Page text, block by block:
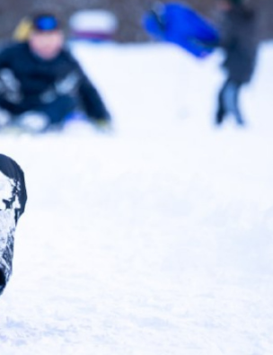
LAGARTIJA MAGALLÁNICA, EL
TIERRA DEL FUEGO